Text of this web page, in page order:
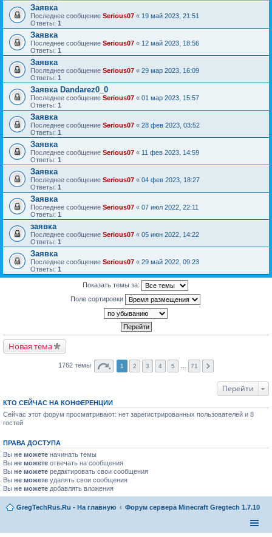
Заявка
Последнее сообщение Serious07 « 19 май 2023, 21:51
Ответы: 1
Заявка
Последнее сообщение Serious07 « 12 май 2023, 18:56
Ответы: 1
Заявка
Последнее сообщение Serious07 « 29 мар 2023, 16:09
Ответы: 1
Заявка Dandarez0_0
Последнее сообщение Serious07 « 01 мар 2023, 15:57
Ответы: 1
Заявка
Последнее сообщение Serious07 « 28 фев 2023, 03:52
Ответы: 1
Заявка
Последнее сообщение Serious07 « 11 фев 2023, 14:59
Ответы: 1
Заявка
Последнее сообщение Serious07 « 04 фев 2023, 18:27
Ответы: 1
Заявка
Последнее сообщение Serious07 « 07 июл 2022, 22:11
Ответы: 1
заявка
Последнее сообщение Serious07 « 05 июн 2022, 14:22
Ответы: 1
Заявка
Последнее сообщение Serious07 « 29 май 2022, 09:23
Ответы: 1
Показать темы за:
Поле сортировки
Новая тема
1762 темы 1 2 3 4 5 71
Перейти
КТО СЕЙЧАС НА КОНФЕРЕНЦИИ
Сейчас этот форум просматривают: нет зарегистрированных пользователей и 8
гостей
ПРАВА ДОСТУПА
Вы не можете начинать темы
Вы не можете отвечать на сообщения
Вы не можете редактировать свои сообщения
Вы не можете удалять свои сообщения
Вы не можете добавлять вложения
GregTechRus.Ru - На главную Форум сервера Minecraft Gregtech 1.7.10